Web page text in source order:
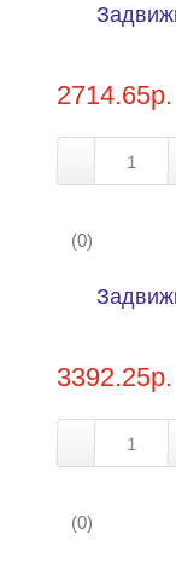
Купить
2714.65р.
(0)
Купить
3392.25р.
(0)